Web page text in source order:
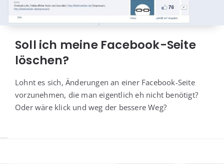
Soll ich meine Facebook-Seite
löschen?
Lohnt es sich, Ände­run­gen an einer Face­book-Sei­te
vor­zu­neh­men, die man eigent­lich eh nicht benö­tigt?
Oder wäre klick und weg der bes­se­re Weg?